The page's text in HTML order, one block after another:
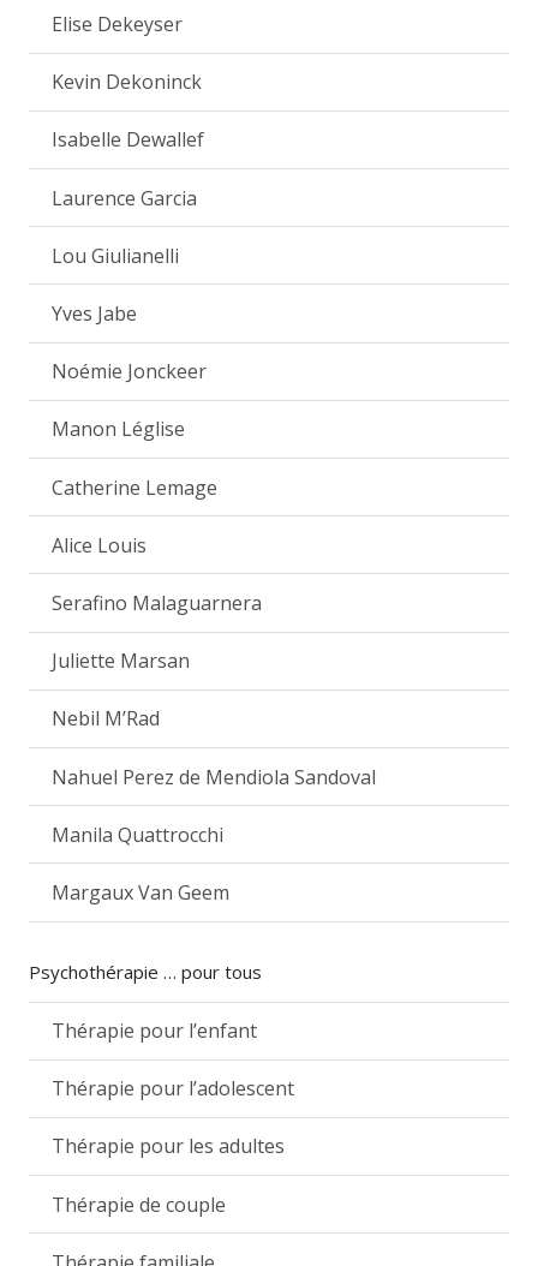
Elise Dekeyser
Kevin Dekoninck
Isabelle Dewallef
Laurence Garcia
Lou Giulianelli
Yves Jabe
Noémie Jonckeer
Manon Léglise
Catherine Lemage
Alice Louis
Serafino Malaguarnera
Juliette Marsan
Nebil M’Rad
Nahuel Perez de Mendiola Sandoval
Manila Quattrocchi
Margaux Van Geem
Psychothérapie … pour tous
Thérapie pour l’enfant
Thérapie pour l’adolescent
Thérapie pour les adultes
Thérapie de couple